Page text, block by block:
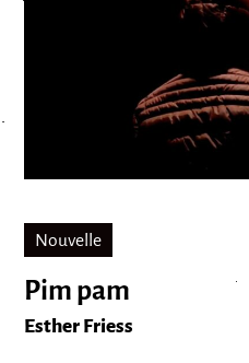
Nouvelle
Pim pam
Esther Friess